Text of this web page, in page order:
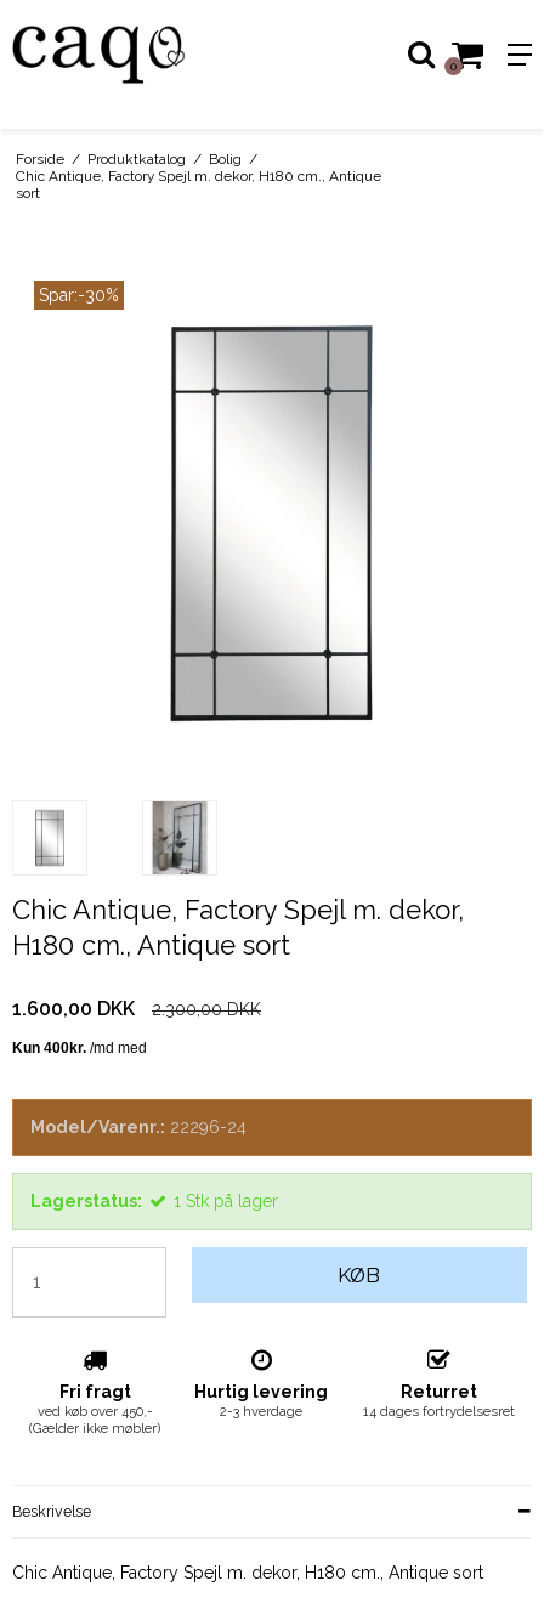
0
Forside / Produktkatalog / Bolig /
Chic Antique, Factory Spejl m. dekor, H180 cm., Antique
sort
Spar:-30%
Chic Antique, Factory Spejl m. dekor,
H180 cm., Antique sort
1.600,00 DKK 2.300,00 DKK
Model/Varenr.: 22296-24
Lagerstatus: 1 Stk på lager
KØB
Fri fragt
ved køb over 450,-
(Gælder ikke møbler)
Hurtig levering
2-3 hverdage
Returret
14 dages fortrydelsesret
Beskrivelse
Chic Antique, Factory Spejl m. dekor, H180 cm., Antique sort